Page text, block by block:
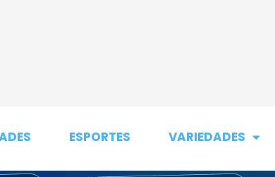
ESPORTES VARIEDADES